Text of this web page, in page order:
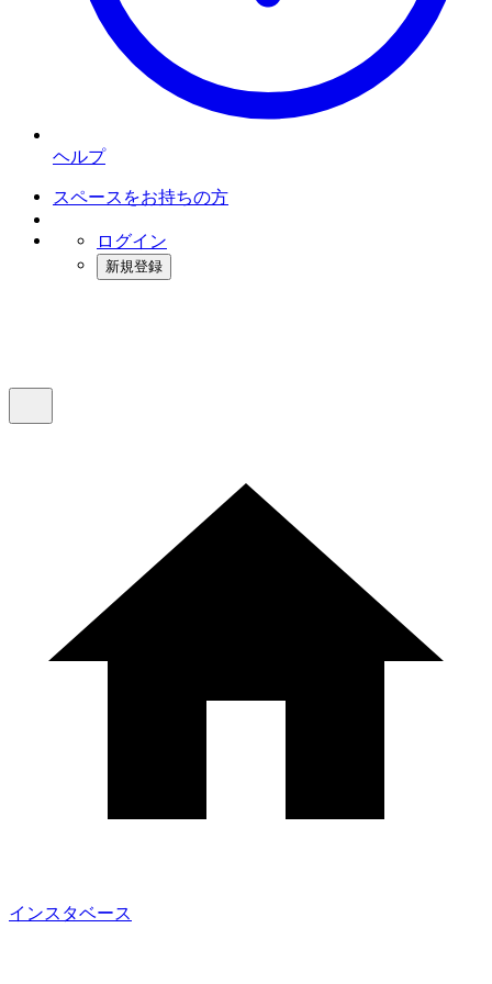
ヘルプ
スペースをお持ちの方
ログイン
新規登録
インスタベース